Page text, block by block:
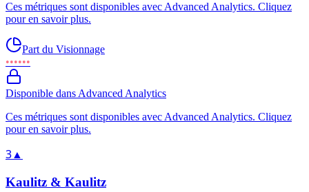
Ces métriques sont disponibles avec Advanced Analytics. Cliquez
pour en savoir plus.
Part du Visionnage
••••••
Disponible dans Advanced Analytics
Ces métriques sont disponibles avec Advanced Analytics. Cliquez
pour en savoir plus.
3▲
Kaulitz & Kaulitz